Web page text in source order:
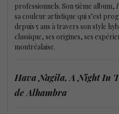
professionnels. Son 5ième album,
sa couleur artistique qui s’est
depuis 5 ans à travers son style
classique, ses origines, ses
montréalaise.
Hava Nagila, A Night In
de Alhambra